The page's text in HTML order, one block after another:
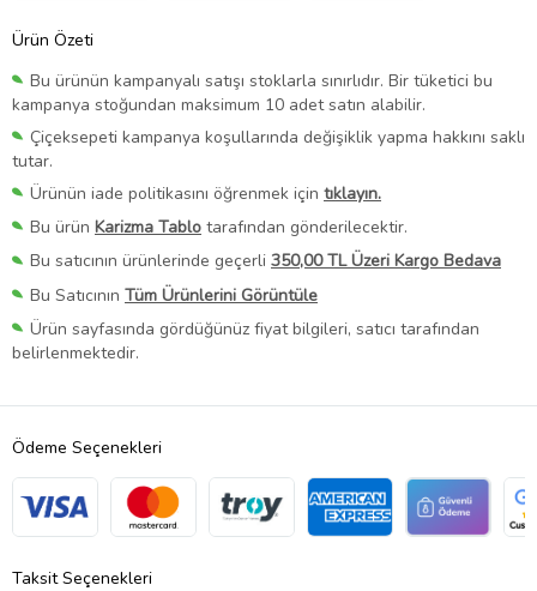
Ürün Özeti
Bu ürünün kampanyalı satışı stoklarla sınırlıdır. Bir tüketici bu
kampanya stoğundan maksimum 10 adet satın alabilir.
Çiçeksepeti kampanya koşullarında değişiklik yapma hakkını saklı
tutar.
Ürünün iade politikasını öğrenmek için tıklayın.
Bu ürün Karizma Tablo tarafından gönderilecektir.
Bu satıcının ürünlerinde geçerli 350,00 TL Üzeri Kargo Bedava
Bu Satıcının Tüm Ürünlerini Görüntüle
Ürün sayfasında gördüğünüz fiyat bilgileri, satıcı tarafından
belirlenmektedir.
Ödeme Seçenekleri
Taksit Seçenekleri